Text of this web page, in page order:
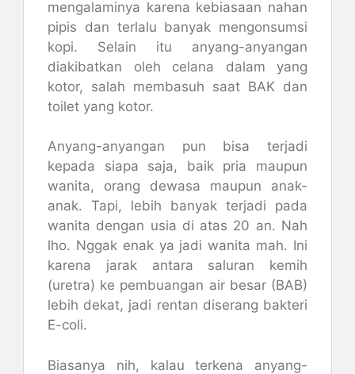
mengalaminya karena kebiasaan nahan
pipis dan terlalu banyak mengonsumsi
kopi. Selain itu anyang-anyangan
diakibatkan oleh celana dalam yang
kotor, salah membasuh saat BAK dan
toilet yang kotor.
Anyang-anyangan pun bisa terjadi
kepada siapa saja, baik pria maupun
wanita, orang dewasa maupun anak-
anak. Tapi, lebih banyak terjadi pada
wanita dengan usia di atas 20 an. Nah
lho. Nggak enak ya jadi wanita mah. Ini
karena jarak antara saluran kemih
(uretra) ke pembuangan air besar (BAB)
lebih dekat, jadi rentan diserang bakteri
E-coli.
Biasanya nih, kalau terkena anyang-